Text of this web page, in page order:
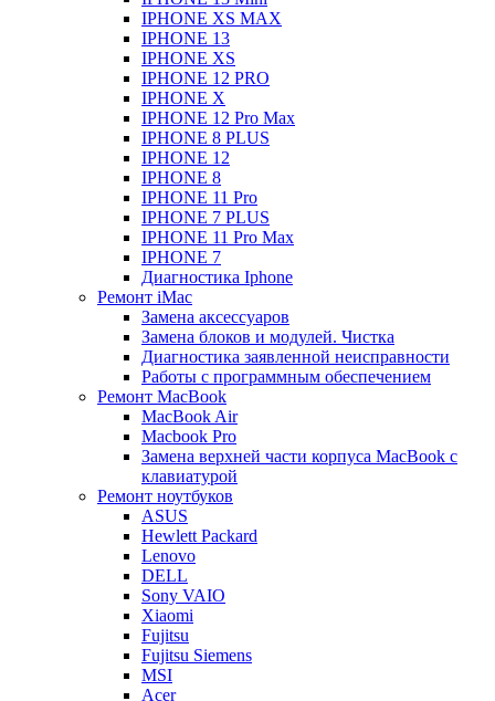
IPHONE XS MAX
IPHONE 13
IPHONE XS
IPHONE 12 PRO
IPHONE X
IPHONE 12 Pro Max
IPHONE 8 PLUS
IPHONE 12
IPHONE 8
IPHONE 11 Pro
IPHONE 7 PLUS
IPHONE 11 Pro Max
IPHONE 7
Диагностика Iphone
Ремонт iMac
Замена аксессуаров
Замена блоков и модулей. Чистка
Диагностика заявленной неисправности
Работы с программным обеспечением
Ремонт MacBook
MacBook Air
Macbook Pro
Замена верхней части корпуса MacBook с
клавиатурой
Ремонт ноутбуков
ASUS
Hewlett Packard
Lenovo
DELL
Sony VAIO
Xiaomi
Fujitsu
Fujitsu Siemens
MSI
Acer